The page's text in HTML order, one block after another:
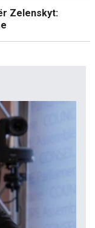
Zelenskyt: